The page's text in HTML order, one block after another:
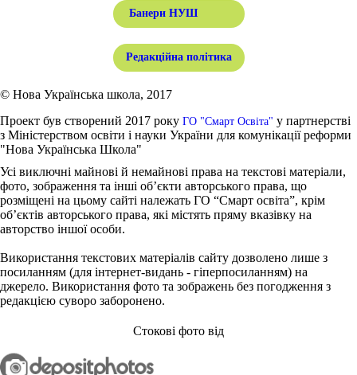
Банери НУШ
Редакційна політика
© Нова Українська школа, 2017
Проект був створений 2017 року ГО "Смарт Освіта" у партнерстві
з Міністерством освіти і науки України для комунікації реформи
"Нова Українська Школа"
Усі виключні майнові й немайнові права на текстові матеріали,
фото, зображення та інші об’єкти авторського права, що
розміщені на цьому сайті належать ГО “Смарт освіта”, крім
об’єктів авторського права, які містять пряму вказівку на
авторство іншої особи.
Використання текстових матеріалів сайту дозволено лише з
посиланням (для інтернет-видань - гіперпосиланням) на
джерело. Використання фото та зображень без погодження з
редакцією суворо заборонено.
Стокові фото від